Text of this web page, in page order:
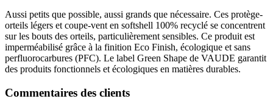
Aussi petits que possible, aussi grands que nécessaire. Ces protège-
orteils légers et coupe-vent en softshell 100% recyclé se concentrent
sur les bouts des orteils, particulièrement sensibles. Ce produit est
imperméabilisé grâce à la finition Eco Finish, écologique et sans
perfluorocarbures (PFC). Le label Green Shape de VAUDE garantit
des produits fonctionnels et écologiques en matières durables.
Commentaires des clients